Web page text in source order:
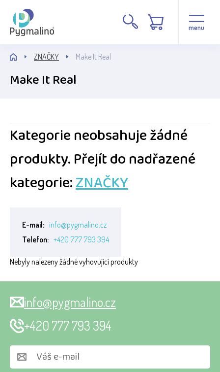
menu
ZNAČKY Make It Real
Make It Real
Kategorie neobsahuje žádné
produkty.Přejít do nadřazené
kategorie:ZNAČKY
E-mail: info@pygmalino.cz
Telefon: +420 777 793 394
Nebyly nalezeny žádné vyhovující produkty
info@pygmalino.cz
+420 777 793 394